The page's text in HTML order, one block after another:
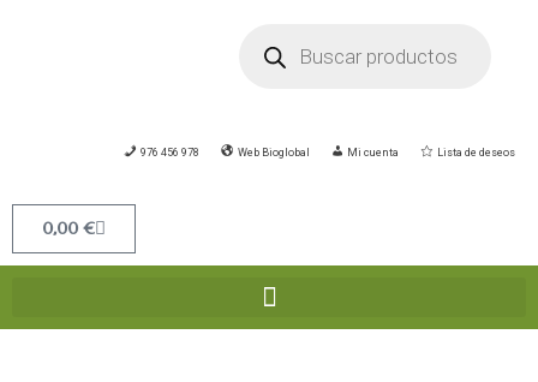
productos
976 456 978 Web Bioglobal Mi cuenta Lista de deseos
0,00 €Carrito